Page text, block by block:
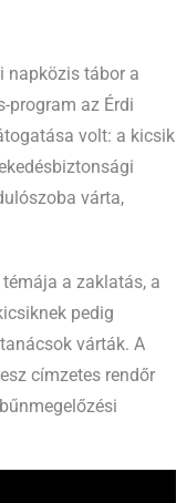
napközis tábor a
program az Érdi
volt: a kicsik
várta,
a zaklatás, a
pedig
várták. A
címzetes rendőr